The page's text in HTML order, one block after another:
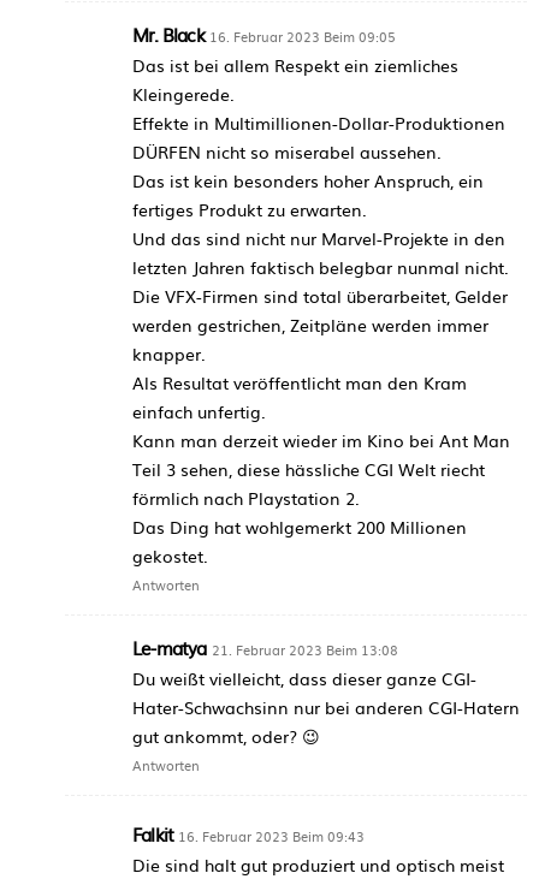
Mr. Black 16. Februar 2023 Beim 09:05
Das ist bei allem Respekt ein ziemliches
Kleingerede.
Effekte in Multimillionen-Dollar-Produktionen
DÜRFEN nicht so miserabel aussehen.
Das ist kein besonders hoher Anspruch, ein
fertiges Produkt zu erwarten.
Und das sind nicht nur Marvel-Projekte in den
letzten Jahren faktisch belegbar nunmal nicht.
Die VFX-Firmen sind total überarbeitet, Gelder
werden gestrichen, Zeitpläne werden immer
knapper.
Als Resultat veröffentlicht man den Kram
einfach unfertig.
Kann man derzeit wieder im Kino bei Ant Man
Teil 3 sehen, diese hässliche CGI Welt riecht
förmlich nach Playstation 2.
Das Ding hat wohlgemerkt 200 Millionen
gekostet.
Antworten
Le-matya 21. Februar 2023 Beim 13:08
Du weißt vielleicht, dass dieser ganze CGI-
Hater-Schwachsinn nur bei anderen CGI-Hatern
gut ankommt, oder? 😉
Antworten
Falkit 16. Februar 2023 Beim 09:43
Die sind halt gut produziert und optisch meist